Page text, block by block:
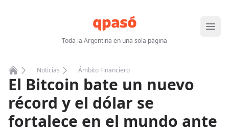
Toda la Argentina en una sola página
Abrir
Home
Noticias Ámbito Financiero
El Bitcoin bate un nuevo
récord y el dólar se
fortalece en el mundo ante